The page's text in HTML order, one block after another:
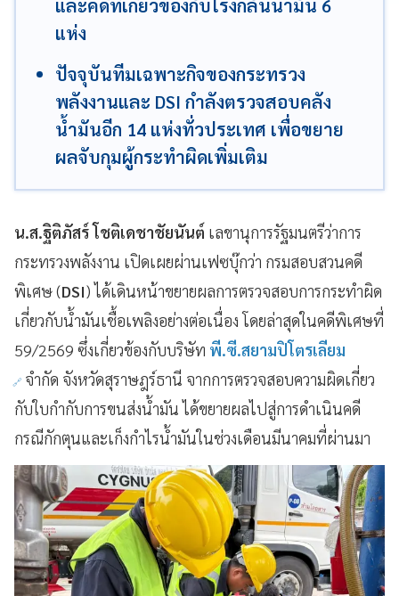
และคดีที่เกี่ยวข้องกับโรงกลั่นน้ำมัน 6
แห่ง
ปัจจุบันทีมเฉพาะกิจของกระทรวง
พลังงานและ DSI กำลังตรวจสอบคลัง
น้ำมันอีก 14 แห่งทั่วประเทศ เพื่อขยาย
ผลจับกุมผู้กระทำผิดเพิ่มเติม
น.ส.ฐิติภัสร์ โชติเดชาชัยนันต์ เลขานุการรัฐมนตรีว่าการ
กระทรวงพลังงาน เปิดเผยผ่านเฟซบุ๊กว่า กรมสอบสวนคดี
พิเศษ (DSI) ได้เดินหน้าขยายผลการตรวจสอบการกระทำผิด
เกี่ยวกับน้ำมันเชื้อเพลิงอย่างต่อเนื่อง โดยล่าสุดในคดีพิเศษที่
59/2569 ซึ่งเกี่ยวข้องกับบริษัท พี.ซี.สยามปิโตรเลียม
จำกัด จังหวัดสุราษฎร์ธานี จากการตรวจสอบความผิดเกี่ยว
กับใบกำกับการขนส่งน้ำมัน ได้ขยายผลไปสู่การดำเนินคดี
กรณีกักตุนและเก็งกำไรน้ำมันในช่วงเดือนมีนาคมที่ผ่านมา